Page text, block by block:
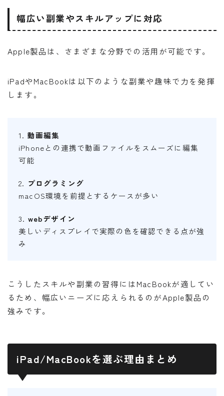
幅広い副業やスキルアップに対応
Apple製品は、さまざまな分野での活用が可能です。
iPadやMacBookは以下のような副業や趣味で力を発揮
します。
1. 動画編集
iPhoneとの連携で動画ファイルをスムーズに編集
可能
2. プログラミング
macOS環境を前提とするケースが多い
3. webデザイン
美しいディスプレイで実際の色を確認できる点が強
み
こうしたスキルや副業の習得にはMacBookが適してい
るため、幅広いニーズに応えられるのがApple製品の
強みです。
iPad/MacBookを選ぶ理由まとめ